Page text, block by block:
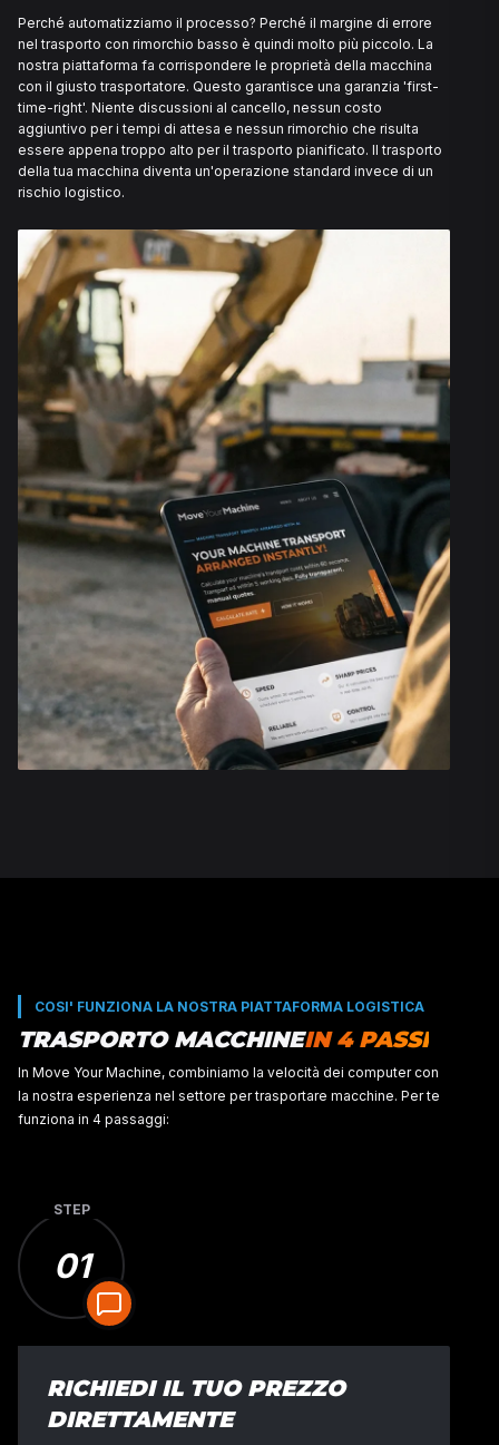
specifici sono a volte troppo alte per un rimorchio
al pavimento di carico abbassato di un rimorchio
combinazione rimane entro i limiti di altezza legali,
trasporto senza permessi speciali o guida del
rimorchi bassi sono adatti per macchine con
accesso bassa. Grazie alla dolce inclinazione delle
carico, le macchine che sono basse a terra possono
caricate in modo sicuro e senza danni.
Un rimorchio basso è più di un semplice 'rimorchio
sono grandi differenze nell'altezza del pavimento di
tipo di rampe di carico e nella larghezza del rimorchio.
software comprende queste sfumature tecniche. Il
sistema conosce le specifiche esatte di ogni
quindi esattamente quale tipo di rimorchio è
trasporto. Questo previene il più grande incubo nel
macchine: un autista che arriva al luogo di carico con
su cui non può caricare la macchina in sicurezza.
PREVEDIBILITÀ NEL
COMPLESSO
Perché automatizziamo il processo? Perché il
nel trasporto con rimorchio basso è quindi molto più
nostra piattaforma fa corrispondere le proprietà della
essere appena troppo alto per il trasporto pianificato.
STEP
01
RICHIEDI IL TUO PREZZO
DIRETTAMENTE